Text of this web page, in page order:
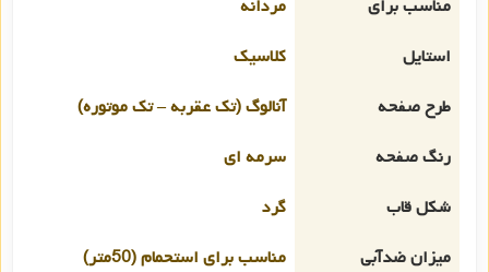
مناسب برای
مردانه
استایل
کلاسیک
طرح صفحه
آنالوگ (تک عقربه – تک موتوره)
رنگ صفحه
سرمه ای
شکل قاب
گرد
میزان ضدآبی
مناسب برای استحمام (50متر)